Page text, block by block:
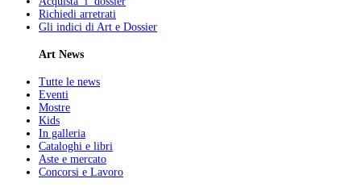
Richiedi arretrati
Gli indici di Art e Dossier
Art News
Tutte le news
Eventi
Mostre
Kids
In galleria
Cataloghi e libri
Aste e mercato
Concorsi e Lavoro